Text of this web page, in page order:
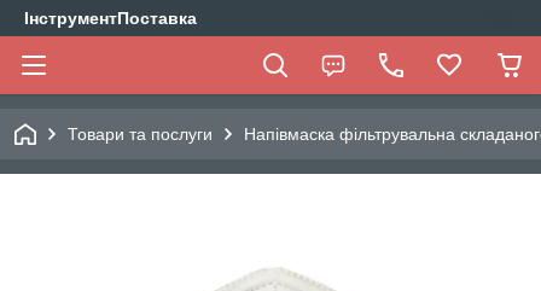
ІнструментПоставка
Товари та послуги Напівмаска фільтрувальна